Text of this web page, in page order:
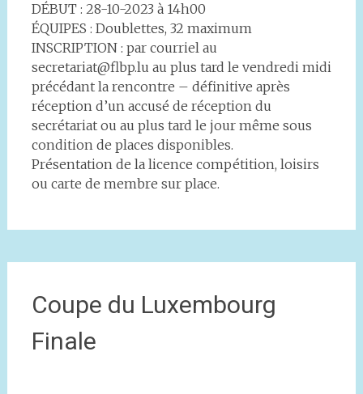
DÉBUT : 28-10-2023 à 14h00
ÉQUIPES : Doublettes, 32 maximum
INSCRIPTION : par courriel au
secretariat@flbp.lu au plus tard le vendredi midi
précédant la rencontre – définitive après
réception d’un accusé de réception du
secrétariat ou au plus tard le jour même sous
condition de places disponibles.
Présentation de la licence compétition, loisirs
ou carte de membre sur place.
Coupe du Luxembourg
Finale